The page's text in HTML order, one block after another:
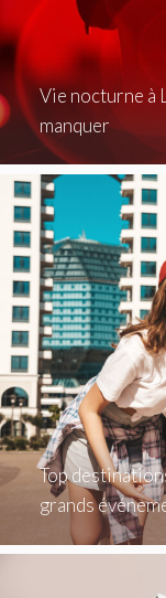
Vie nocturne à
manquer
Top
grands